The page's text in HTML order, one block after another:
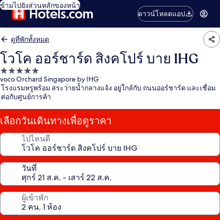
ข้ามไปยังส่วนหลักของหน้า
ดาวน์โหลดแอป
ดูที่พักทั้งหมด
โวโค ออร์ชาร์ด สิงคโปร์ บาย IHG
ที่พัก
5.0
ดาว
voco Orchard Singapore by IHG
โรงแรมหรูพร้อม สระว่ายน้ำกลางแจ้ง อยู่ใกล้กับ ถนนออร์ชาร์ด และเชื่อม
ต่อกับศูนย์การค้า
เลือกวันเดินทางเพื่อดูราคา
ไปไหนดี
วันที่
ผู้เข้าพัก